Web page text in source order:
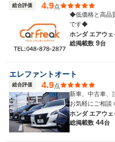
総合評価 4.9点
◆低価格と高品
です◆
ホンダ エアウェ
総掲載数 9台
エレファントオート
総合評価 4.9点
新車、中古車、
お気軽にご相
ホンダ エアウェ
総掲載数 44台